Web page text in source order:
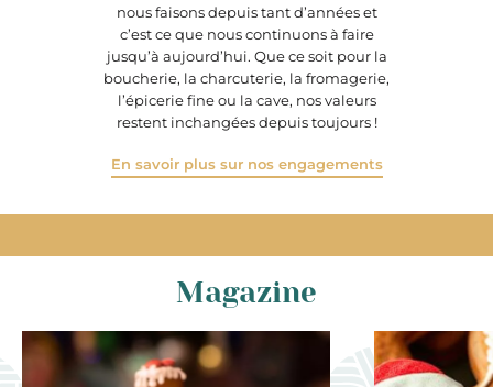
nous faisons depuis tant d’années et
c’est ce que nous continuons à faire
jusqu’à aujourd’hui. Que ce soit pour la
boucherie, la charcuterie, la fromagerie,
l’épicerie fine ou la cave, nos valeurs
restent inchangées depuis toujours !
En savoir plus sur nos engagements
Magazine